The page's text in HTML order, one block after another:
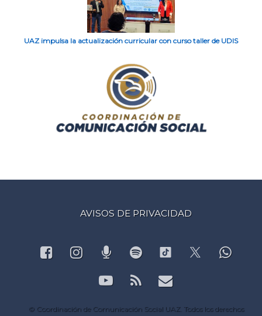
UAZ impulsa la actualización curricular con curso taller de UDIS
AVISOS DE PRIVACIDAD
Facebook
Instagram
Podcast
Spotify
YouTube
RSSCorreo
© Coordinación de Comunicación Social UAZ. Todos los derechos